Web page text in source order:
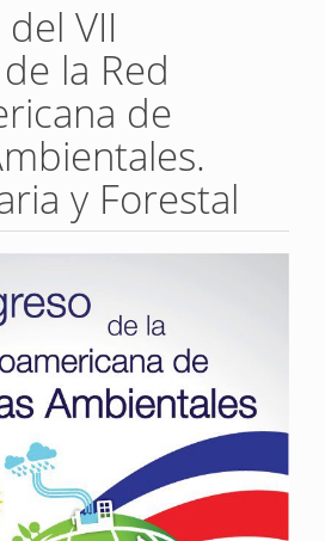
VII
la Red
de
y Forestal